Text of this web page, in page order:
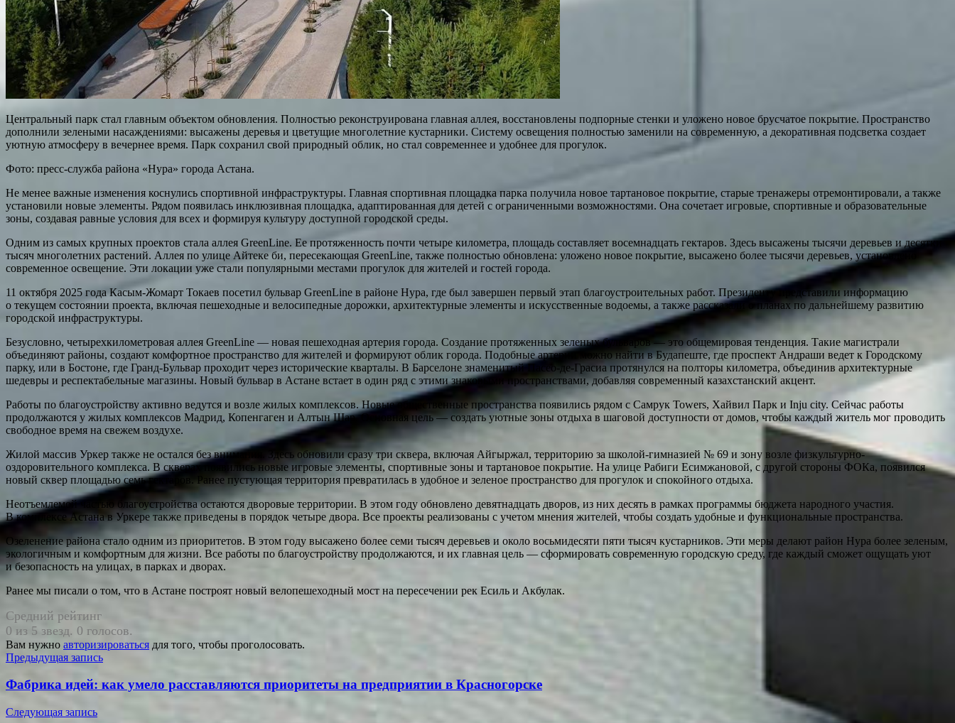
Центральный парк стал главным объектом обновления. Полностью реконструирована главная аллея, восстановлены подпорные стенки и уложено новое брусчатое покрытие. Пространство
дополнили зелеными насаждениями: высажены деревья и цветущие многолетние кустарники. Систему освещения полностью заменили на современную, а декоративная подсветка создает
уютную атмосферу в вечернее время. Парк сохранил свой природный облик, но стал современнее и удобнее для прогулок.
Фото: пресс-служба района «Нура» города Астана.
Не менее важные изменения коснулись спортивной инфраструктуры. Главная спортивная площадка парка получила новое тартановое покрытие, старые тренажеры отремонтировали, а также
установили новые элементы. Рядом появилась инклюзивная площадка, адаптированная для детей с ограниченными возможностями. Она сочетает игровые, спортивные и образовательные
зоны, создавая равные условия для всех и формируя культуру доступной городской среды.
Одним из самых крупных проектов стала аллея GreenLine. Ее протяженность почти четыре километра, площадь составляет восемнадцать гектаров. Здесь высажены тысячи деревьев и десятки
тысяч многолетних растений. Аллея по улице Айтеке би, пересекающая GreenLine, также полностью обновлена: уложено новое покрытие, высажено более тысячи деревьев, установлено
современное освещение. Эти локации уже стали популярными местами прогулок для жителей и гостей города.
11 октября 2025 года Касым-Жомарт Токаев посетил бульвар GreenLine в районе Нура, где был завершен первый этап благоустроительных работ. Президенту представили информацию
о текущем состоянии проекта, включая пешеходные и велосипедные дорожки, архитектурные элементы и искусственные водоемы, а также рассказали о планах по дальнейшему развитию
городской инфраструктуры.
Безусловно, четырехкилометровая аллея GreenLine — новая пешеходная артерия города. Создание протяженных зеленых бульваров — это общемировая тенденция. Такие магистрали
объединяют районы, создают комфортное пространство для жителей и формируют облик города. Подобные артерии можно найти в Будапеште, где проспект Андраши ведет к Городскому
парку, или в Бостоне, где Гранд-Бульвар проходит через исторические кварталы. В Барселоне знаменитый Пасео-де-Грасиа протянулся на полторы километра, объединив архитектурные
шедевры и респектабельные магазины. Новый бульвар в Астане встает в один ряд с этими знаковыми пространствами, добавляя современный казахстанский акцент.
Работы по благоустройству активно ведутся и возле жилых комплексов. Новые общественные пространства появились рядом с Самрук Towers, Хайвил Парк и Inju city. Сейчас работы
продолжаются у жилых комплексов Мадрид, Копенгаген и Алтын Шар. Основная цель — создать уютные зоны отдыха в шаговой доступности от домов, чтобы каждый житель мог проводить
свободное время на свежем воздухе.
Жилой массив Уркер также не остался без внимания. Здесь обновили сразу три сквера, включая Айгыржал, территорию за школой-гимназией № 69 и зону возле физкультурно-
оздоровительного комплекса. В скверах появились новые игровые элементы, спортивные зоны и тартановое покрытие. На улице Рабиги Есимжановой, с другой стороны ФОКа, появился
новый сквер площадью семь гектаров. Ранее пустующая территория превратилась в удобное и зеленое пространство для прогулок и спокойного отдыха.
Неотъемлемой частью благоустройства остаются дворовые территории. В этом году обновлено девятнадцать дворов, из них десять в рамках программы бюджета народного участия.
В комплексе Астана в Уркере также приведены в порядок четыре двора. Все проекты реализованы с учетом мнения жителей, чтобы создать удобные и функциональные пространства.
Озеленение района стало одним из приоритетов. В этом году высажено более семи тысяч деревьев и около восьмидесяти пяти тысяч кустарников. Эти меры делают район Нура более зеленым,
экологичным и комфортным для жизни. Все работы по благоустройству продолжаются, и их главная цель — сформировать современную городскую среду, где каждый сможет ощущать уют
и безопасность на улицах, в парках и дворах.
Ранее мы писали о том, что в Астане построят новый велопешеходный мост на пересечении рек Есиль и Акбулак.
Средний рейтинг
0 из 5 звезд. 0 голосов.
Вам нужно авторизироваться для того, чтобы проголосовать.
Навигация
по
записям
Предыдущая запись
Фабрика идей: как умело расставляются приоритеты на предприятии в Красногорске
Следующая запись